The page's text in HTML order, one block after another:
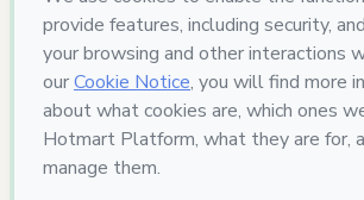
7